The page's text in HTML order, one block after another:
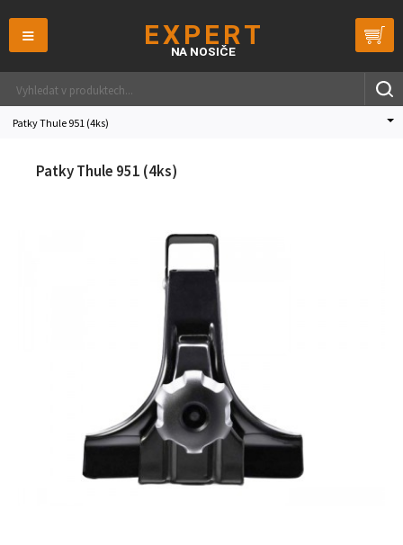
≡
Patky Thule 951 (4ks)
Patky Thule 951 (4ks)